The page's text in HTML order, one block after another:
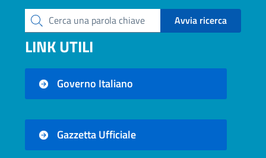
Cerca una parola chiave Avvia ricerca
LINK UTILI
Governo Italiano
Gazzetta Ufficiale